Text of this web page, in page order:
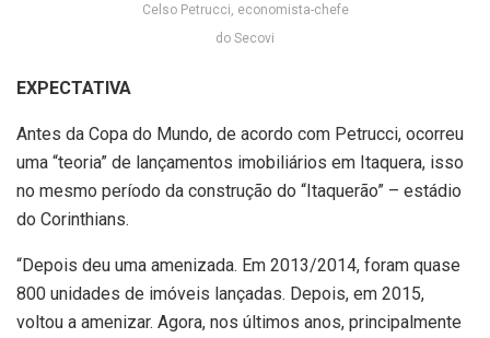
Celso Petrucci, economista-chefe
do Secovi
EXPECTATIVA
Antes da Copa do Mundo, de acordo com Petrucci, ocorreu
uma “teoria” de lançamentos imobiliários em Itaquera, isso
no mesmo período da construção do “Itaquerão” – estádio
do Corinthians.
“Depois deu uma amenizada. Em 2013/2014, foram quase
800 unidades de imóveis lançadas. Depois, em 2015,
voltou a amenizar. Agora, nos últimos anos, principalmente